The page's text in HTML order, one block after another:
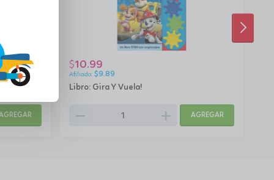
Libro: Gira Y Vuela!
$10.99
$9.89
remove add AGREGAR